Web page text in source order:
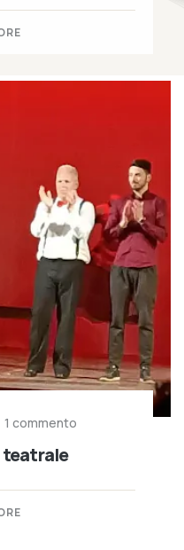
1 commento
teatrale